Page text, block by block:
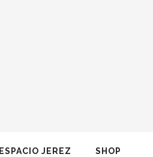
ESPACIO JEREZ SHOP